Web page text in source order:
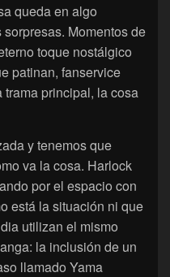
queda en algo
Momentos de
toque nostálgico
patinan, fanservice
principal, la cosa
y tenemos que
va la cosa. Harlock
por el espacio con
está la situación ni que
utilizan el mismo
la inclusión de un
llamado Yama